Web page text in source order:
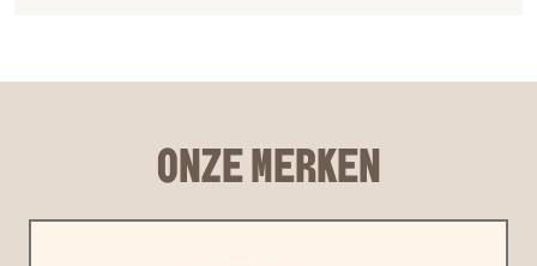
ONZE MERKEN